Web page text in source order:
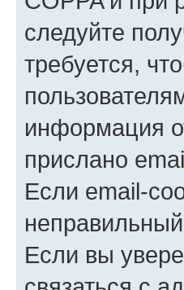
следуйте
требуется,
информация
прислано
Если email-
Если вы